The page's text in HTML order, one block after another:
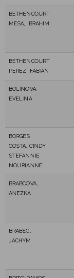
BETHENCOURT
MESA, IBRAHIM
BETHENCOURT
PEREZ, FABIÁN
BOLINOVA,
EVELINA
BORGES
COSTA, CINDY
STEFANNIE
NOURIANNE
BRABCOVA,
ANEZKA
BRABEC,
JACHYM